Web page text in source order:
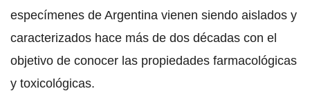
especímenes de Argentina vienen siendo aislados y
caracterizados hace más de dos décadas con el
objetivo de conocer las propiedades farmacológicas
y toxicológicas.